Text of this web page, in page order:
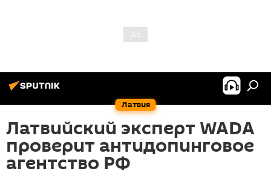
Латвия
Латвийский эксперт WADA
проверит антидопинговое
агентство РФ